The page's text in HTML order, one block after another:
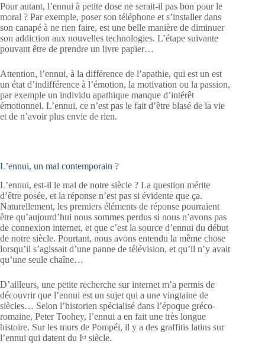
Pour autant, l’ennui à petite dose ne serait-il pas bon pour le
moral ? Par exemple, poser son téléphone et s’installer dans
son canapé à ne rien faire, est une belle manière de diminuer
son addiction aux nouvelles technologies. L’étape suivante
pouvant être de prendre un livre papier…
Attention, l’ennui, à la différence de l’apathie, qui est un est
un état d’indifférence à l’émotion, la motivation ou la passion,
par exemple un individu apathique manque d’intérêt
émotionnel. L’ennui, ce n’est pas le fait d’être blasé de la vie
et de n’avoir plus envie de rien.
L’ennui, un mal contemporain ?
L’ennui, est-il le mal de notre siècle ? La question mérite
d’être posée, et la réponse n’est pas si évidente que ça.
Naturellement, les premiers éléments de réponse pourraient
être qu’aujourd’hui nous sommes perdus si nous n’avons pas
de connexion internet, et que c’est la source d’ennui du début
de notre siècle. Pourtant, nous avons entendu la même chose
lorsqu’il s’agissait d’une panne de télévision, et qu’il n’y avait
qu’une seule chaîne…
D’ailleurs, une petite recherche sur internet m’a permis de
découvrir que l’ennui est un sujet qui a une vingtaine de
siècles… Selon l’historien spécialisé dans l’époque gréco-
romaine, Peter Toohey, l’ennui a en fait une très longue
histoire. Sur les murs de Pompéi, il y a des graffitis latins sur
l’ennui qui datent du Iᵉʳ siècle.